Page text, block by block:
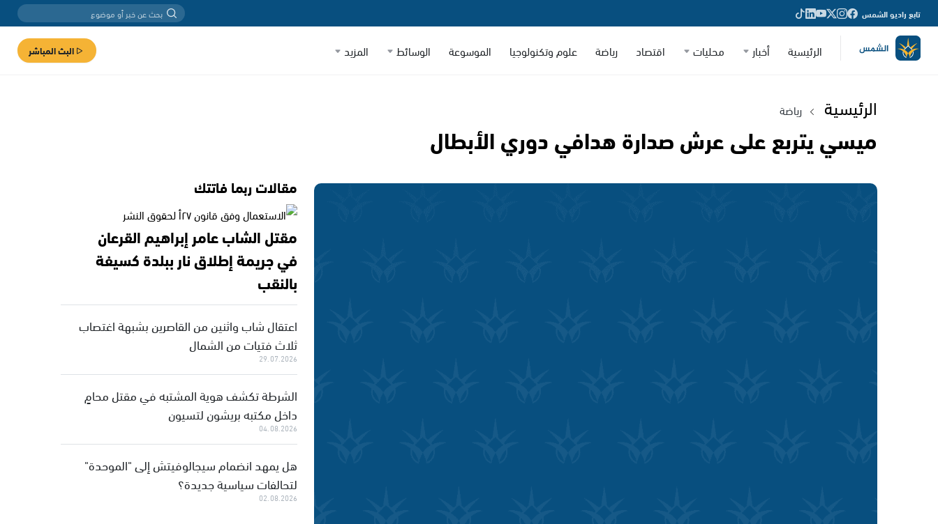
تابع راديو الشمس
الرئيسية أخبار محليات اقتصاد رياضة علوم وتكنولوجيا الموسوعة الوسائط المزيد البث المباشر
الرئيسية رياضة
ميسي يتربع على عرش صدارة هدافي دوري الأبطال
مقالات ربما فاتتك
مقتل الشاب عامر إبراهيم القرعان
في جريمة إطلاق نار ببلدة كسيفة
بالنقب
اعتقال شاب واثنين من القاصرين بشبهة اغتصاب
ثلاث فتيات من الشمال
29.07.2026
الشرطة تكشف هوية المشتبه في مقتل محامٍ
داخل مكتبه بريشون لتسيون
04.08.2026
هل يمهد انضمام سيجالوفيتش إلى "الموحدة"
لتحالفات سياسية جديدة؟
02.08.2026